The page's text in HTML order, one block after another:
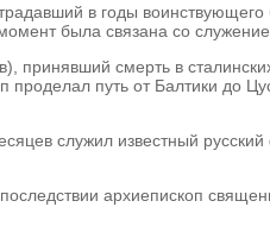
в годы
была связана со
принявший смерть в
путь от Балтики до
служил известный
архиепископ